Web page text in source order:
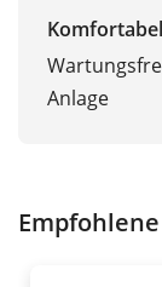
Komfortabel
Anlage